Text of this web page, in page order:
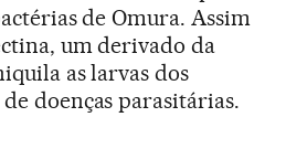
de Omura. Assim
um derivado da
as larvas dos
doenças parasitárias.